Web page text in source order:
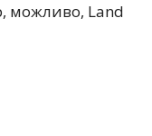
можливо, Land